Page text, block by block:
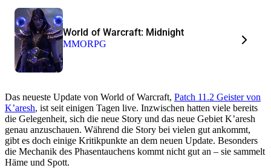
World of Warcraft: Midnight
MMORPG
Das neueste Update von World of Warcraft, Patch 11.2 Geister von
K’aresh, ist seit einigen Tagen live. Inzwischen hatten viele bereits
die Gelegenheit, sich die neue Story und das neue Gebiet K’aresh
genau anzuschauen. Während die Story bei vielen gut ankommt,
gibt es doch einige Kritikpunkte an dem neuen Update. Besonders
die Mechanik des Phasentauchens kommt nicht gut an – sie sammelt
Häme und Spott.